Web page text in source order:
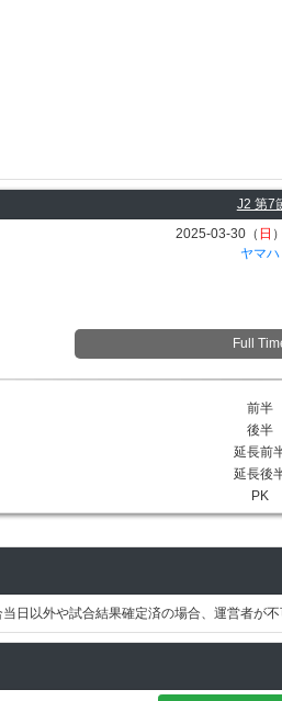
J2 第7
2025-03-30（ 日
ヤマハ
Full
前半
後半
延長前
延長後
PK
当日以外や試合結果確定済の場合、運営者が